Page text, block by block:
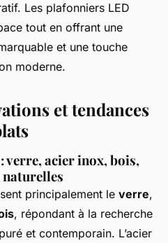
Les plafonniers LED
tout en offrant une
et une touche
moderne.
et tendances
acier inox, bois,
principalement le verre,
, répondant à la recherche
et contemporain. L’acier